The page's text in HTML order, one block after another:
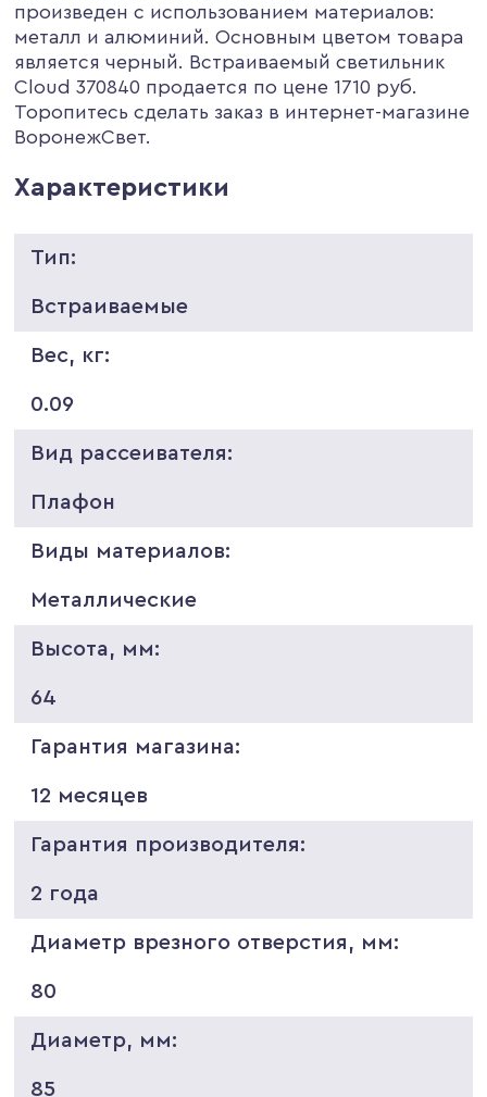
произведен с использованием материалов:
металл и алюминий. Основным цветом товара
является черный. Встраиваемый светильник
Cloud 370840 продается по цене 1710 руб.
Торопитесь сделать заказ в интернет-магазине
ВоронежСвет.
Характеристики
Тип:
Встраиваемые
Вес, кг:
0.09
Вид рассеивателя:
Плафон
Виды материалов:
Металлические
Высота, мм:
64
Гарантия магазина:
12 месяцев
Гарантия производителя:
2 года
Диаметр врезного отверстия, мм:
80
Диаметр, мм:
85